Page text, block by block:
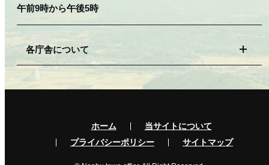
午前9時から午後5時
各庁舎について
ホーム
当サイトについて
プライバシーポリシー
サイトマップ